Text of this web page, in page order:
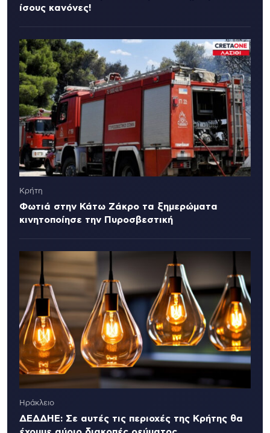
ίσους κανόνες!
Κρήτη
Φωτιά στην Κάτω Ζάκρο τα ξημερώματα
κινητοποίησε την Πυροσβεστική
Ηράκλειο
ΔΕΔΔΗΕ: Σε αυτές τις περιοχές της Κρήτης θα